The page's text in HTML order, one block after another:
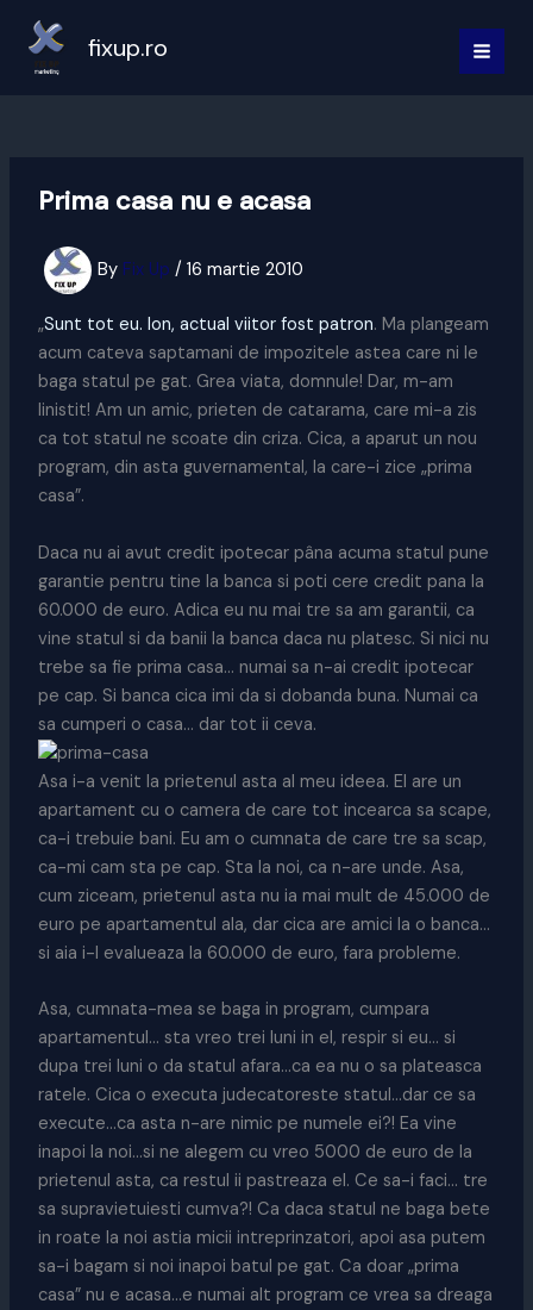
content
fixup.ro
Prima casa nu e acasa
By Fix Up / 16 martie 2010
„Sunt tot eu. Ion, actual viitor fost patron. Ma plangeam
acum cateva saptamani de impozitele astea care ni le
baga statul pe gat. Grea viata, domnule! Dar, m-am
linistit! Am un amic, prieten de catarama, care mi-a zis
ca tot statul ne scoate din criza. Cica, a aparut un nou
program, din asta guvernamental, la care-i zice „prima
casa”.
Daca nu ai avut credit ipotecar pâna acuma statul pune
garantie pentru tine la banca si poti cere credit pana la
60.000 de euro. Adica eu nu mai tre sa am garantii, ca
vine statul si da banii la banca daca nu platesc. Si nici nu
trebe sa fie prima casa… numai sa n-ai credit ipotecar
pe cap. Si banca cica imi da si dobanda buna. Numai ca
sa cumperi o casa… dar tot ii ceva.
Asa i-a venit la prietenul asta al meu ideea. El are un
apartament cu o camera de care tot incearca sa scape,
ca-i trebuie bani. Eu am o cumnata de care tre sa scap,
ca-mi cam sta pe cap. Sta la noi, ca n-are unde. Asa,
cum ziceam, prietenul asta nu ia mai mult de 45.000 de
euro pe apartamentul ala, dar cica are amici la o banca…
si aia i-l evalueaza la 60.000 de euro, fara probleme.
Asa, cumnata-mea se baga in program, cumpara
apartamentul… sta vreo trei luni in el, respir si eu… si
dupa trei luni o da statul afara…ca ea nu o sa plateasca
ratele. Cica o executa judecatoreste statul…dar ce sa
execute…ca asta n-are nimic pe numele ei?! Ea vine
inapoi la noi…si ne alegem cu vreo 5000 de euro de la
prietenul asta, ca restul ii pastreaza el. Ce sa-i faci… tre
sa supravietuiesti cumva?! Ca daca statul ne baga bete
in roate la noi astia micii intreprinzatori, apoi asa putem
sa-i bagam si noi inapoi batul pe gat. Ca doar „prima
casa” nu e acasa…e numai alt program ce vrea sa dreaga